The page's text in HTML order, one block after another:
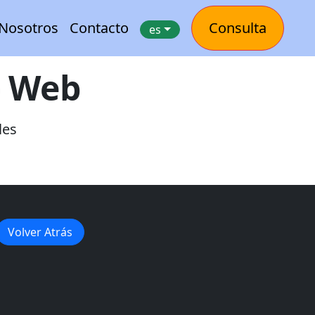
Nosotros Contacto es Consulta
Volver Atrás